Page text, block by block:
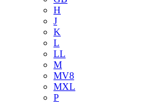
H
J
K
L
LL
M
MV8
MXL
P